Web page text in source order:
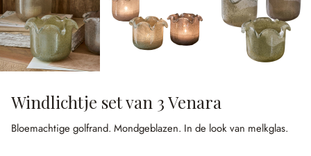
Windlichtje set van 3 Venara
Bloemachtige golfrand. Mondgeblazen. In de look van melkglas.